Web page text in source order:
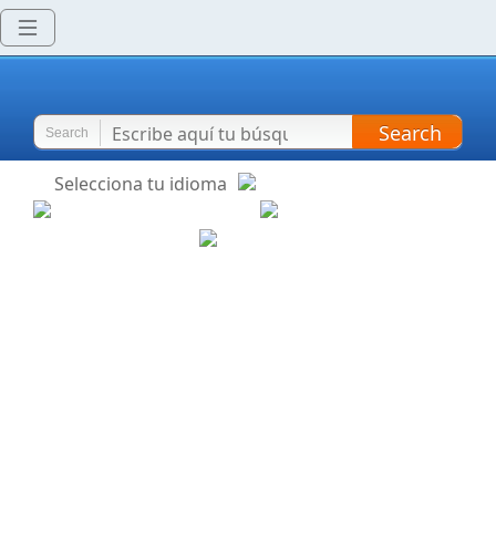
Search Search
Selecciona tu idioma